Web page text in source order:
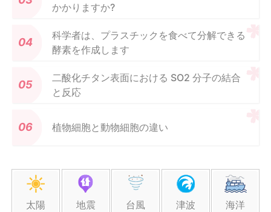
かかりますか?
科学者は、プラスチックを食べて分解できる
酵素を作成します
二酸化チタン表面における SO2 分子の結合
と反応
植物細胞と動物細胞の違い
太陽 地震 台風 津波 海洋